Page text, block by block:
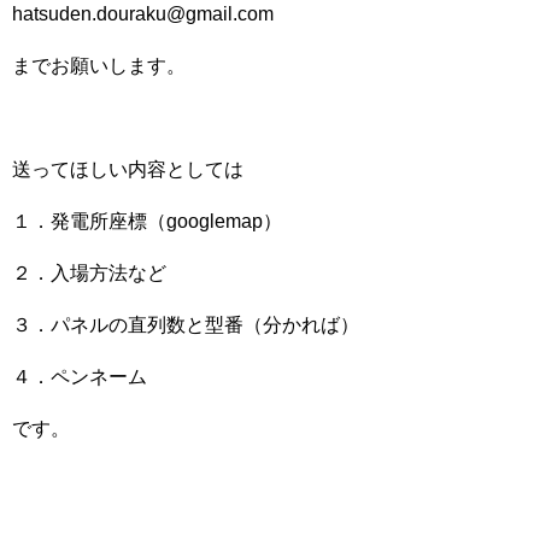
hatsuden.douraku@gmail.com
までお願いします。
送ってほしい内容としては
１．発電所座標（googlemap）
２．入場方法など
３．パネルの直列数と型番（分かれば）
４．ペンネーム
です。